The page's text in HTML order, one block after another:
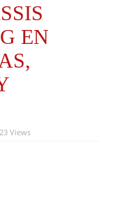
EN
Views